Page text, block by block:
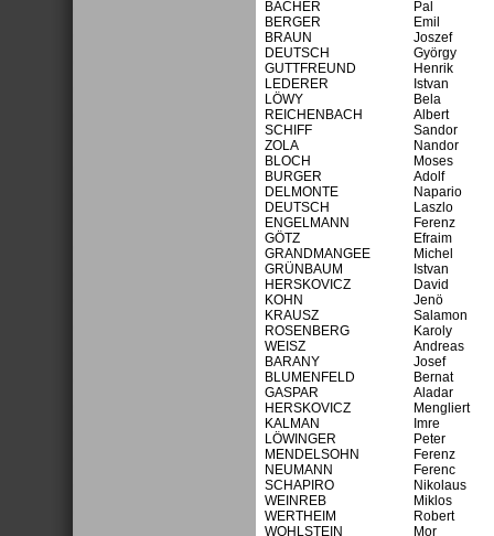
BACHER
Pal
BERGER
Emil
BRAUN
Joszef
DEUTSCH
György
GUTTFREUND
Henrik
LEDERER
Istvan
LÖWY
Bela
REICHENBACH
Albert
SCHIFF
Sandor
ZOLA
Nandor
BLOCH
Moses
BURGER
Adolf
DELMONTE
Napario
DEUTSCH
Laszlo
ENGELMANN
Ferenz
GÖTZ
Efraim
GRANDMANGEE
Michel
GRÜNBAUM
Istvan
HERSKOVICZ
David
KOHN
Jenö
KRAUSZ
Salamon
ROSENBERG
Karoly
WEISZ
Andreas
BARANY
Josef
BLUMENFELD
Bernat
GASPAR
Aladar
HERSKOVICZ
Mengliert
KALMAN
Imre
LÖWINGER
Peter
MENDELSOHN
Ferenz
NEUMANN
Ferenc
SCHAPIRO
Nikolaus
WEINREB
Miklos
WERTHEIM
Robert
WOHLSTEIN
Mor